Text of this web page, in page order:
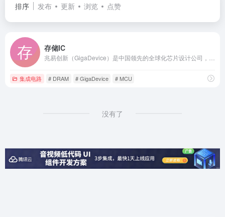
排序 发布 更新 浏览 点赞
存储IC
集成电路 # DRAM # GigaDevice # MCU
没有了